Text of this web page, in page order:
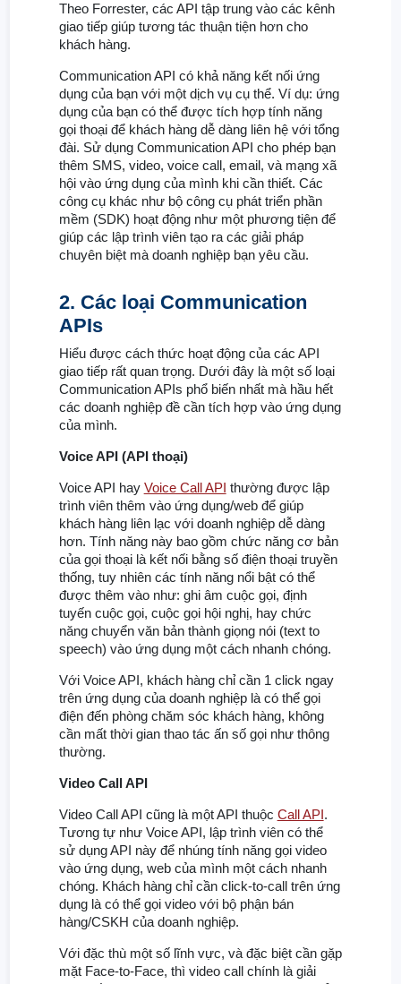
Theo Forrester, các API tập trung vào các kênh
giao tiếp giúp tương tác thuận tiện hơn cho
khách hàng.
Communication API có khả năng kết nối ứng
dụng của bạn với một dịch vụ cụ thể. Ví dụ: ứng
dụng của bạn có thể được tích hợp tính năng
gọi thoại để khách hàng dễ dàng liên hệ với tổng
đài. Sử dụng Communication API cho phép bạn
thêm SMS, video, voice call, email, và mạng xã
hội vào ứng dụng của mình khi cần thiết. Các
công cụ khác như bộ công cụ phát triển phần
mềm (SDK) hoạt động như một phương tiện để
giúp các lập trình viên tạo ra các giải pháp
chuyên biệt mà doanh nghiệp bạn yêu cầu.
2. Các loại Communication
APIs
Hiểu được cách thức hoạt động của các API
giao tiếp rất quan trọng. Dưới đây là một số loại
Communication APIs phổ biến nhất mà hầu hết
các doanh nghiệp đề cần tích hợp vào ứng dụng
của mình.
Voice API (API thoại)
Voice API hay Voice Call API thường được lập
trình viên thêm vào ứng dụng/web để giúp
khách hàng liên lạc với doanh nghiệp dễ dàng
hơn. Tính năng này bao gồm chức năng cơ bản
của gọi thoại là kết nối bằng số điện thoại truyền
thống, tuy nhiên các tính năng nổi bật có thể
được thêm vào như: ghi âm cuộc gọi, định
tuyến cuộc gọi, cuộc gọi hội nghị, hay chức
năng chuyển văn bản thành giọng nói (text to
speech) vào ứng dụng một cách nhanh chóng.
Với Voice API, khách hàng chỉ cần 1 click ngay
trên ứng dụng của doanh nghiệp là có thể gọi
điện đến phòng chăm sóc khách hàng, không
cần mất thời gian thao tác ấn số gọi như thông
thường.
Video Call API
Video Call API cũng là một API thuộc Call API.
Tương tự như Voice API, lập trình viên có thể
sử dụng API này để nhúng tính năng gọi video
vào ứng dụng, web của mình một cách nhanh
chóng. Khách hàng chỉ cần click-to-call trên ứng
dụng là có thể gọi video với bộ phận bán
hàng/CSKH của doanh nghiệp.
Với đặc thù một số lĩnh vực, và đặc biệt cần gặp
mặt Face-to-Face, thì video call chính là giải